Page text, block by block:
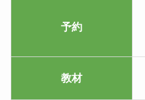
予約
教材